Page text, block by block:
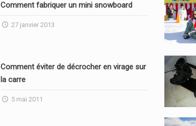
Comment fabriquer un mini snowboard
27 janvier 2013
Comment éviter de décrocher en virage sur
la carre
5 mai 2011